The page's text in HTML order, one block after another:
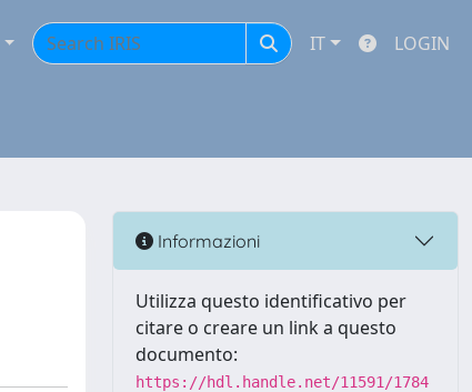
IT LOGIN
Informazioni
Utilizza questo identificativo per
citare o creare un link a questo
documento:
https://hdl.handle.net/11591/1784